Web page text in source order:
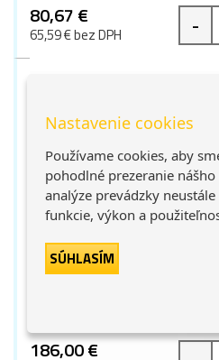
80,67 €
65,59 € bez DPH -
HP 1067/67.5m/
1067mmx67.5m, 42",
potahovaný, biela, pro
186,00 €
Nastavenie cookies
Používame cookies, aby
pohodlné prezeranie
analýze prevádzky
funkcie, výkon a
SÚHLASÍM